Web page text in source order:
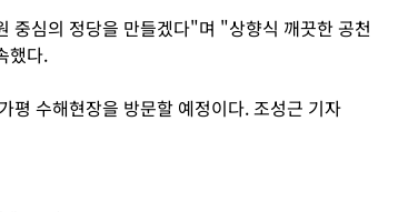
중심의 정당을 만들겠다"며 "상향식 깨끗한 공천
했다.
평 수해현장을 방문할 예정이다. 조성근 기자